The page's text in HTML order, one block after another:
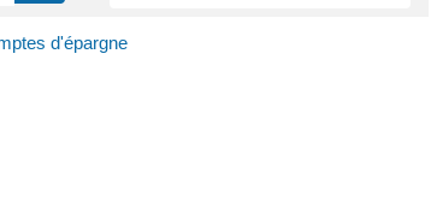
d'épargne